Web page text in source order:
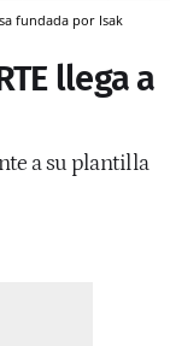
fundada por Isak
llega a
a su plantilla